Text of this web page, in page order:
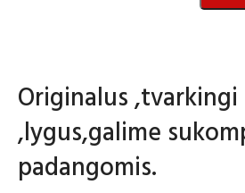
Originalus ,tvarkingi
,lygus,galime
padangomis.